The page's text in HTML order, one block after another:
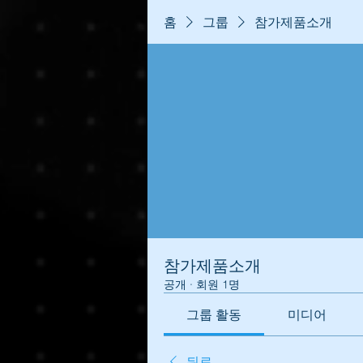
홈 그룹 참가제품소개
참가제품소개
공개 · 회원 1명
그룹 활동 미디어